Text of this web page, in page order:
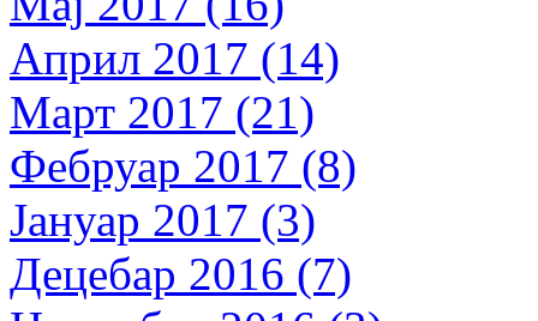
Април 2017 (14)
Март 2017 (21)
Фебруар 2017 (8)
Јануар 2017 (3)
Децебар 2016 (7)